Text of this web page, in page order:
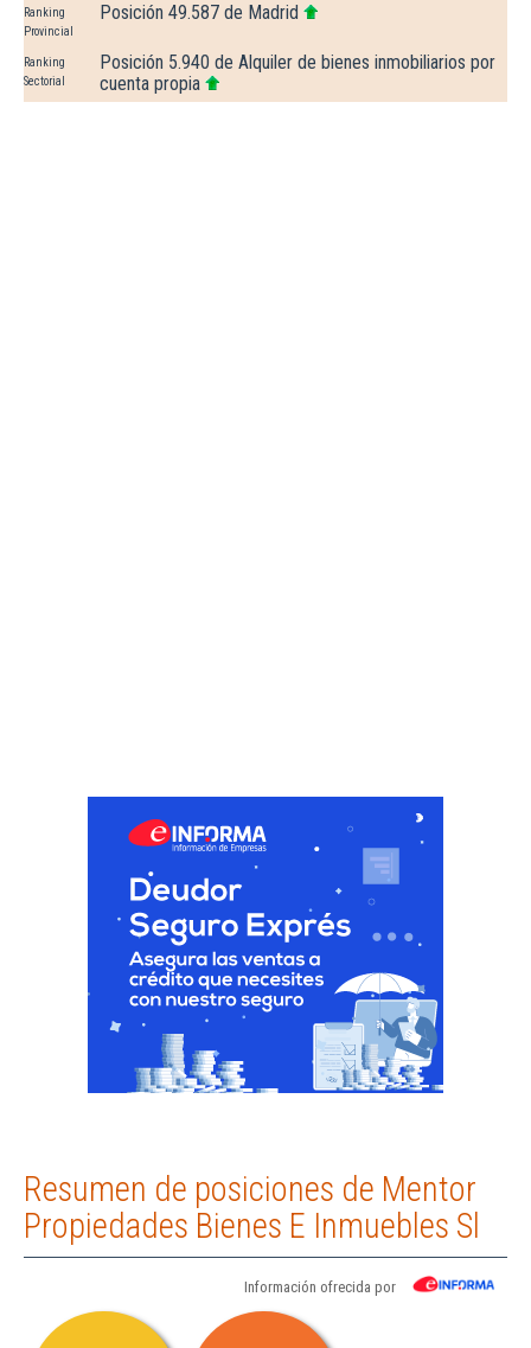
Ranking
Provincial
Posición 49.587 de Madrid
Ranking
Sectorial
Posición 5.940 de Alquiler de bienes inmobiliarios por
cuenta propia
Resumen de posiciones de Mentor
Propiedades Bienes E Inmuebles Sl
Información ofrecida por